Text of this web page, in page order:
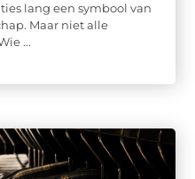
lang een symbool van
Maar niet alle
...